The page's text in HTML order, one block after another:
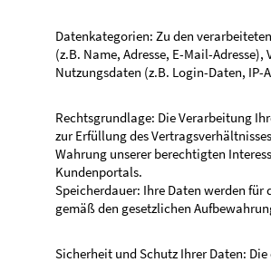
Datenkategorien: Zu den
(z.B. Name, Adresse, E-Mail-
Nutzungsdaten (z.B. Login-Daten, IP-
Rechtsgrundlage: Die Verarbeitung
zur Erfüllung des
Wahrung unserer berechtigten
Kundenportals.
Speicherdauer: Ihre Daten werden für
gemäß den gesetzlichen
Sicherheit und Schutz Ihrer Daten: